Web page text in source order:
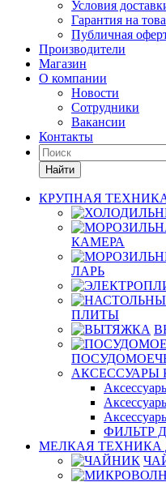
Условия
Гарантия на
Публичная
Производители
Магазин
О компании
Новости
Сотрудники
Вакансии
Контакты
Найти
КРУПНАЯ
КАМЕРА
ЛАРЬ
ПЛИТЫ
АКСЕССУАРЫ
ФИЛЬТР
МЕЛКАЯ ТЕХНИКА